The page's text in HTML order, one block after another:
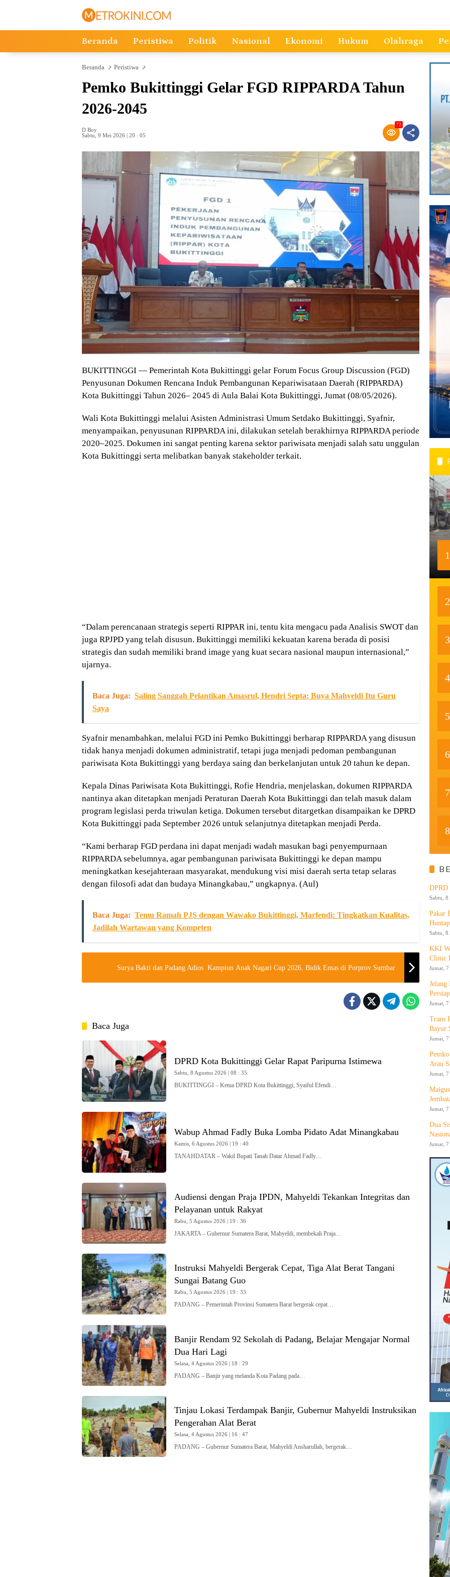
Beranda Peristiwa Politik Nasional Ekonomi Hukum Olahraga
Beranda Peristiwa
Pemko Bukittinggi Gelar FGD RIPPARDA Tahun
2026-2045
D Boy
Sabtu, 9 Mei 2026 | 20 : 05
72
BUKITTINGGI — Pemerintah Kota Bukittinggi gelar Forum Focus Group Discussion (FGD)
Penyusunan Dokumen Rencana Induk Pembangunan Kepariwisataan Daerah (RIPPARDA)
Kota Bukittinggi Tahun 2026– 2045 di Aula Balai Kota Bukittinggi, Jumat (08/05/2026).
Wali Kota Bukittinggi melalui Asisten Administrasi Umum Setdako Bukittinggi, Syafnir,
menyampaikan, penyusunan RIPPARDA ini, dilakukan setelah berakhirnya RIPPARDA periode
2020–2025. Dokumen ini sangat penting karena sektor pariwisata menjadi salah satu unggulan
Kota Bukittinggi serta melibatkan banyak stakeholder terkait.
“Dalam perencanaan strategis seperti RIPPAR ini, tentu kita mengacu pada Analisis SWOT dan
juga RPJPD yang telah disusun. Bukittinggi memiliki kekuatan karena berada di posisi
strategis dan sudah memiliki brand image yang kuat secara nasional maupun internasional,”
ujarnya.
Baca Juga: Saling Sanggah Pelantikan Amasrul, Hendri Septa: Buya Mahyeldi Itu Guru
Saya
Syafnir menambahkan, melalui FGD ini Pemko Bukittinggi berharap RIPPARDA yang disusun
tidak hanya menjadi dokumen administratif, tetapi juga menjadi pedoman pembangunan
pariwisata Kota Bukittinggi yang berdaya saing dan berkelanjutan untuk 20 tahun ke depan.
Kepala Dinas Pariwisata Kota Bukittinggi, Rofie Hendria, menjelaskan, dokumen RIPPARDA
nantinya akan ditetapkan menjadi Peraturan Daerah Kota Bukittinggi dan telah masuk dalam
program legislasi perda triwulan ketiga. Dokumen tersebut ditargetkan disampaikan ke DPRD
Kota Bukittinggi pada September 2026 untuk selanjutnya ditetapkan menjadi Perda.
“Kami berharap FGD perdana ini dapat menjadi wadah masukan bagi penyempurnaan
RIPPARDA sebelumnya, agar pembangunan pariwisata Bukittinggi ke depan mampu
meningkatkan kesejahteraan masyarakat, mendukung visi misi daerah serta tetap selaras
dengan filosofi adat dan budaya Minangkabau,” ungkapnya. (Aul)
Baca Juga: Temu Ramah PJS dengan Wawako Bukittinggi, Marfendi: Tingkatkan Kualitas,
Jadilah Wartawan yang Kompeten
Surya Bakti dan Padang Adios Kampiun Anak Nagari Cup 2026, Bidik Emas di Porprov Sumbar
Baca Juga
DPRD Kota Bukittinggi Gelar Rapat Paripurna Istimewa
Sabtu, 8 Agustus 2026 | 08 : 35
BUKITTINGGI – Ketua DPRD Kota Bukittinggi, Syaiful Efendi…
Wabup Ahmad Fadly Buka Lomba Pidato Adat Minangkabau
Kamis, 6 Agustus 2026 | 19 : 40
TANAHDATAR – Wakil Bupati Tanah Datar Ahmad Fadly…
Audiensi dengan Praja IPDN, Mahyeldi Tekankan Integritas dan
Pelayanan untuk Rakyat
Rabu, 5 Agustus 2026 | 19 : 36
JAKARTA – Gubernur Sumatera Barat, Mahyeldi, membekali Praja…
Instruksi Mahyeldi Bergerak Cepat, Tiga Alat Berat Tangani
Sungai Batang Guo
Rabu, 5 Agustus 2026 | 19 : 33
PADANG – Pemerintah Provinsi Sumatera Barat bergerak cepat…
Banjir Rendam 92 Sekolah di Padang, Belajar Mengajar Normal
Dua Hari Lagi
Selasa, 4 Agustus 2026 | 18 : 29
PADANG – Banjir yang melanda Kota Padang pada…
Tinjau Lokasi Terdampak Banjir, Gubernur Mahyeldi Instruksikan
Pengerahan Alat Berat
Selasa, 4 Agustus 2026 | 16 : 47
PADANG – Gubernur Sumatera Barat, Mahyeldi Ansharullah, bergerak…
1
2
3
4
5
6
7
8
DPRD
Sabtu, 8
Pakar
Sabtu, 8
KKI
Clinic
Jumat,
Jelang
Jumat,
Trans
Bayur
Jumat,
Arau
Jumat,
Jumat,
Dua
Jumat,